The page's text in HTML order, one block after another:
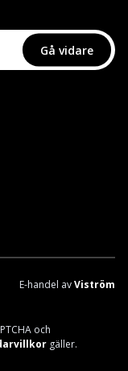
Gå vidare
och
gäller.
E-handel avViström